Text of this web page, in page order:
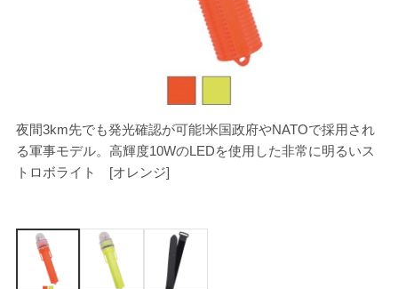
夜間3km先でも発光確認が可能!米国政府やNATOで採用され
る軍事モデル。高輝度10WのLEDを使用した非常に明るいス
トロボライト [オレンジ]